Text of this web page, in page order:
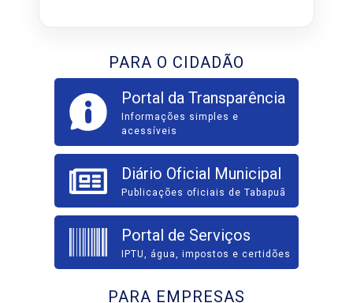
PARA O CIDADÃO
Portal da Transparência
Informações simples e
acessíveis
Diário Oficial Municipal
Publicações oficiais de Tabapuã
Portal de Serviços
IPTU, água, impostos e certidões
PARA EMPRESAS